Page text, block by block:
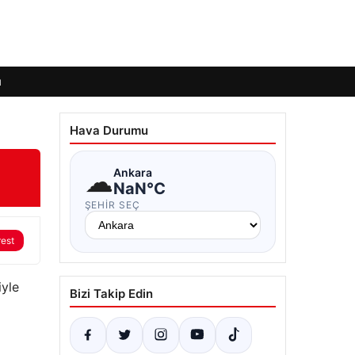
Hava Durumu
☁Ankara
NaN°C
ŞEHIR SEÇ
Bizi Takip Edin